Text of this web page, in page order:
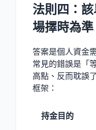
法則四：
場擇時為準
答案是個人資金
常見的錯誤是「
高點、反而耽誤
框架：
持金目的